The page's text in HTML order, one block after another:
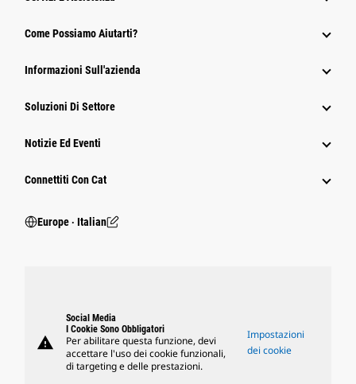
Come Possiamo Aiutarti?
Informazioni Sull'azienda
Soluzioni Di Settore
Notizie Ed Eventi
Connettiti Con Cat
Europe ‧ Italian
warning
Social Media
I Cookie Sono Obbligatori
Per abilitare questa funzione, devi
accettare l'uso dei cookie funzionali,
di targeting e delle prestazioni.
Impostazioni
dei cookie